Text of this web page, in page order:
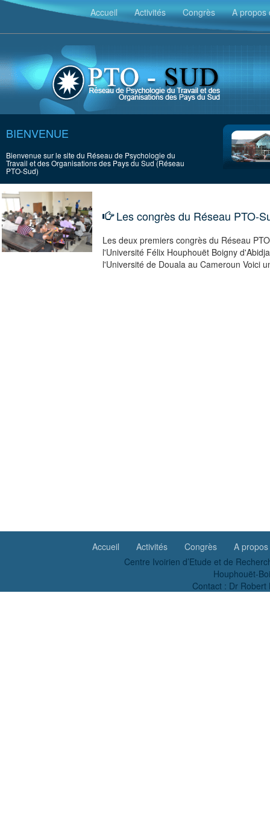
Accueil Activités Congrès A propos
BIENVENUE
Bienvenue sur le site du Réseau de Psychologie du
Travail et des Organisations des Pays du Sud (Réseau
PTO-Sud)
Les congrès du Réseau PTO-
Les deux premiers congrès du Réseau
l'Université Félix Houphouët Boigny
l'Université de Douala au Cameroun Voici
Accueil Activités Congrès
A
Centre Ivoirien d’Etude et de
Houphouët-
Contact : Dr